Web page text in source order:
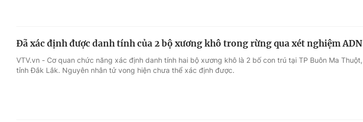
Đã xác định được danh tính của 2 bộ xương khô trong rừng qua xét nghiệm ADN
VTV.vn - Cơ quan chức năng xác định danh tính hai bộ xương khô là 2 bố con trú tại TP Buôn Ma Thuột,
tỉnh Đắk Lắk. Nguyên nhân tử vong hiện chưa thể xác định được.